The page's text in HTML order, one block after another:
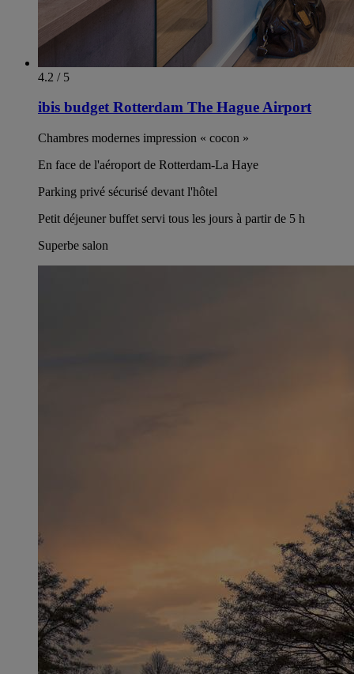
4.2 / 5
ibis budget Rotterdam The Hague Airport
Chambres modernes impression « cocon »
En face de l'aéroport de Rotterdam-La Haye
Parking privé sécurisé devant l'hôtel
Petit déjeuner buffet servi tous les jours à partir de 5 h
Superbe salon